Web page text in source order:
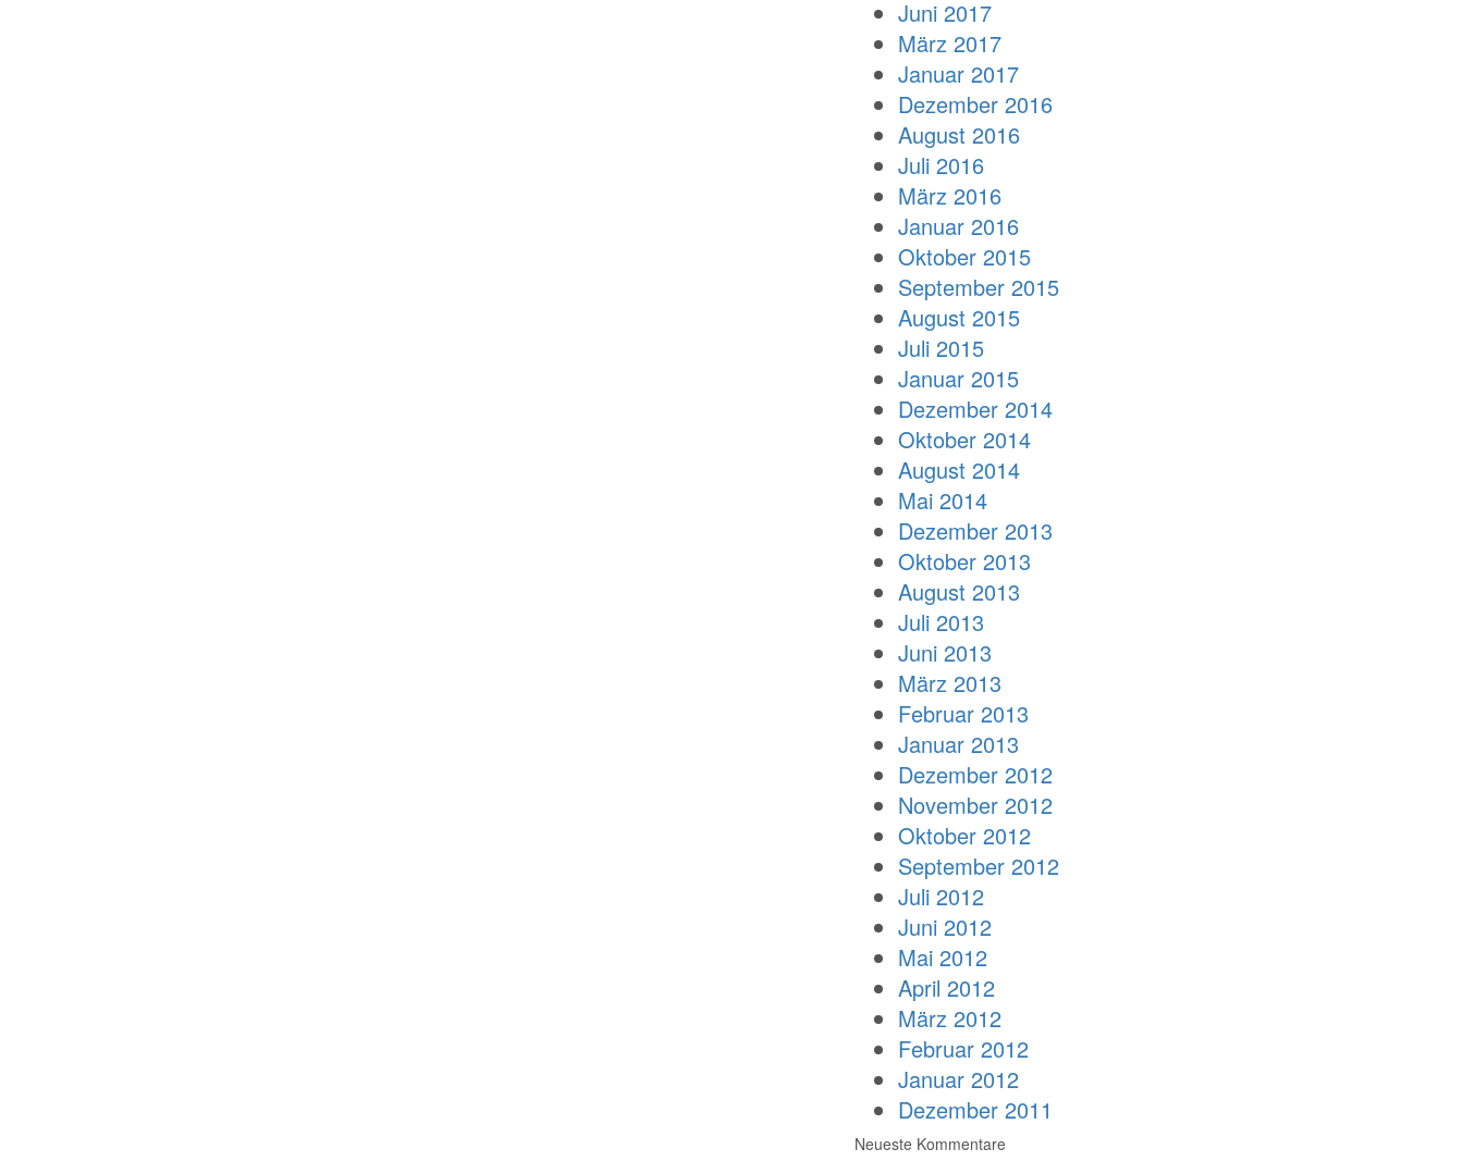
Juni 2017
März 2017
Januar 2017
Dezember 2016
August 2016
Juli 2016
März 2016
Januar 2016
Oktober 2015
September 2015
August 2015
Juli 2015
Januar 2015
Dezember 2014
Oktober 2014
August 2014
Mai 2014
Dezember 2013
Oktober 2013
August 2013
Juli 2013
Juni 2013
März 2013
Februar 2013
Januar 2013
Dezember 2012
November 2012
Oktober 2012
September 2012
Juli 2012
Juni 2012
Mai 2012
April 2012
März 2012
Februar 2012
Januar 2012
Dezember 2011
Neueste Kommentare